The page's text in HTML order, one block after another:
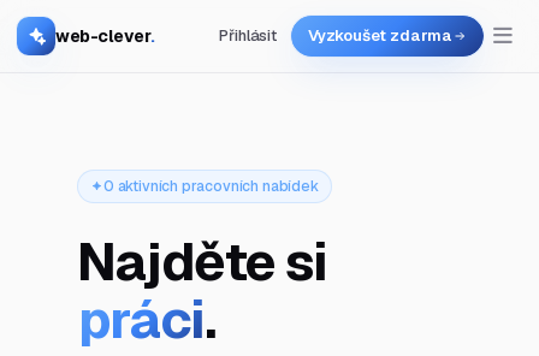
web-clever. Přihlásit Vyzkoušet zdarma
0 aktivních pracovních nabídek
Najděte si
práci.